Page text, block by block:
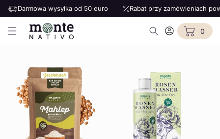
Przejdź do treści
Darmowa wysyłka od 50 euro Rabat przy zamówieniach
Zaloguj
się
Koszyk
0
0
pozycje(-
i)